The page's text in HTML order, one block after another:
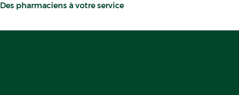
Des pharmaciens à votre service